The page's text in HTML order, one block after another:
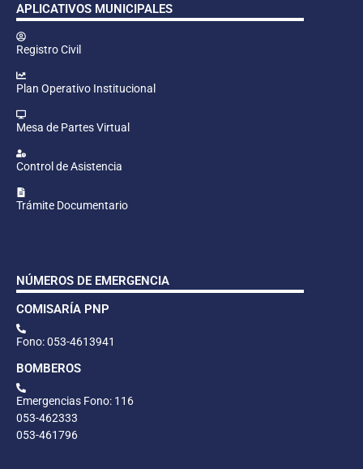
APLICATIVOS MUNICIPALES
Registro Civil
Plan Operativo Institucional
Mesa de Partes Virtual
Control de Asistencia
Trámite Documentario
NÚMEROS DE EMERGENCIA
COMISARÍA PNP
Fono: 053-4613941
BOMBEROS
Emergencias Fono: 116
053-462333
053-461796